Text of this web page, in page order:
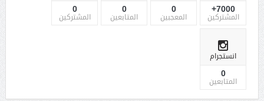
7000+
المشتركين
0
المعجبين
0
المتابعين
0
المشتركين
انستجرام
0
المتابعين